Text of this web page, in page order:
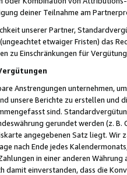
deiner Teilnahme am
unserer Partner,
etwaiger Fristen) das
zu Einschränkungen für
Anstrengungen unternehmen,
unsere Berichte zu erstellen und
sind.
gerundet werden (z.
angegebenen Satz liegt.
nach Ende jedes
in einer anderen
damit einverstanden, dass die